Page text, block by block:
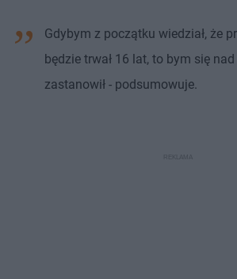
Gdybym z początku wiedział, że
będzie trwał 16 lat, to bym się nad
zastanowił - podsumowuje.